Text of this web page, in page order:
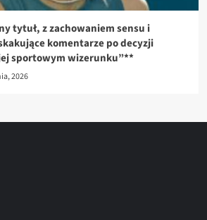
tytuł, z zachowaniem sensu i
komentarze po decyzji
sportowym wizerunku”**
2026